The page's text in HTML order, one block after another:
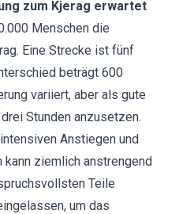
zum Kjerag erwartet
Menschen die
Eine Strecke ist fünf
beträgt 600
variiert, aber als gute
Stunden anzusetzen.
Anstiegen und
ziemlich anstrengend
Teile
um das